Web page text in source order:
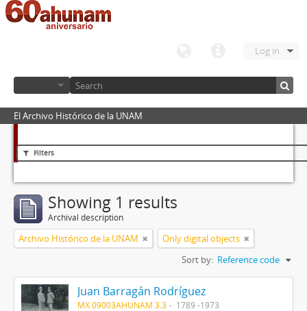
Log in
El Archivo Histórico de la UNAM
Filters
Showing 1 results
Archival description
Archivo Histórico de la UNAM
Only digital objects
Sort by: Reference code
Juan Barragán Rodríguez
MX 09003AHUNAM 3.3 1789 -1973